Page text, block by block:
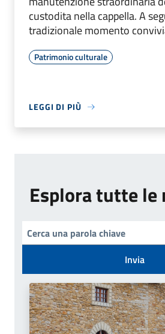
custodita nella cappella. A
tradizionale momento
Patrimonio culturale
LEGGI DI PIÙ
Esplora tutte le
Invia